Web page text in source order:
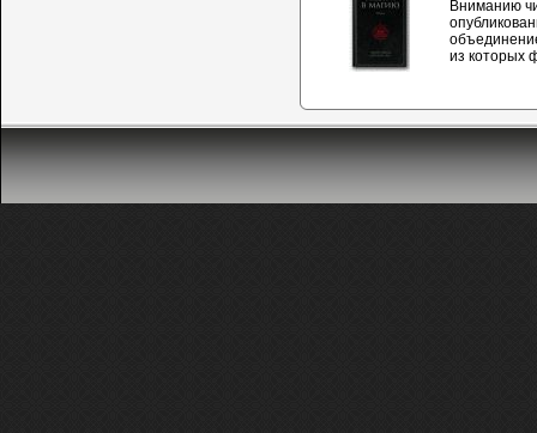
Вниманию
из которых